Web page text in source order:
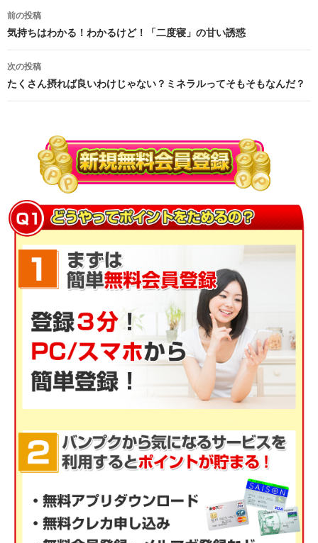
投稿ナビゲーション
前の投稿
気持ちはわかる！わかるけど！「二度寝」の甘い誘惑
次の投稿
たくさん摂れば良いわけじゃない？ミネラルってそもそもなんだ？